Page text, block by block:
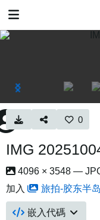
0
IMG
4096 × 3548 —
加入
旅拍-胶东半岛
嵌入代碼